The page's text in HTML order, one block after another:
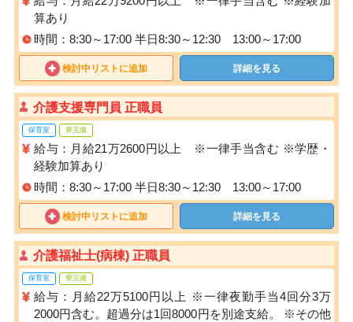
算あり
時間：8:30～17:00 半日8:30～12:30 13:00～17:00
検討中リストに追加 詳細を見る
介護支援専門員 正職員
保育室 寮完備
給与：月給21万2600円以上 ※一律手当含む ※学歴・
経験加算あり
時間：8:30～17:00 半日8:30～12:30 13:00～17:00
検討中リストに追加 詳細を見る
介護福祉士(病棟) 正職員
保育室 寮完備
給与：月給22万5100円以上 ※一律夜勤手当4回分3万
2000円含む。超過分は1回8000円を別途支給。 ※その他